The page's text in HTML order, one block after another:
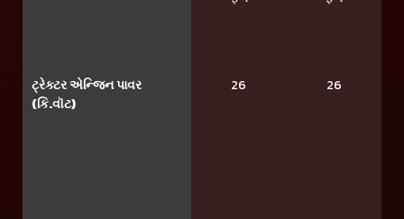
ટ્રેક્ટર એન્જિન પાવર
(કિ.વૉટ)
26 26